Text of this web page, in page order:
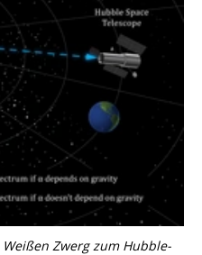
Zwerg zum Hubble-